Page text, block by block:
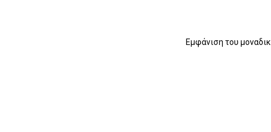
Εμφάνιση του